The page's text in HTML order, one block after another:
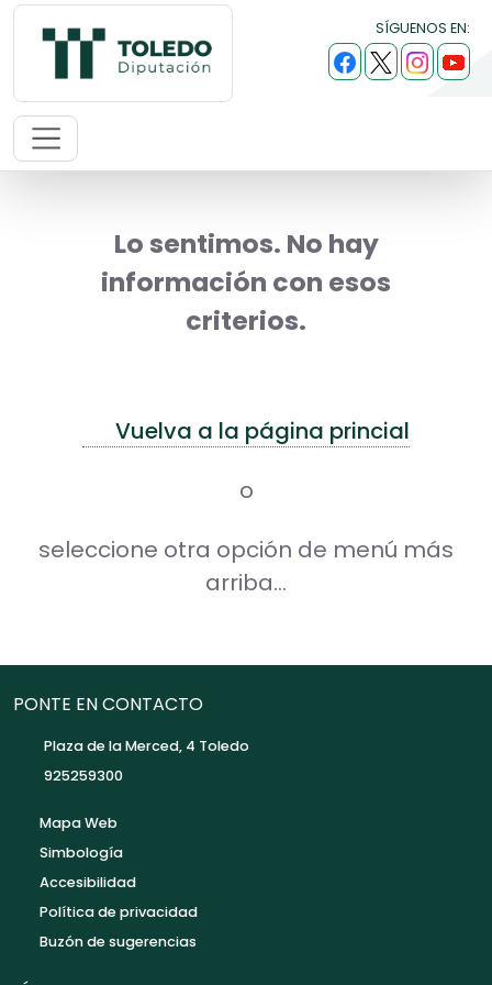
SÍGUENOS EN:
Lo sentimos. No hay
información con esos
criterios.
Vuelva a la página princial
o
seleccione otra opción de menú más
arriba...
PONTE EN CONTACTO
Plaza de la Merced, 4 Toledo
925259300
Mapa Web
Simbología
Accesibilidad
Política de privacidad
Buzón de sugerencias